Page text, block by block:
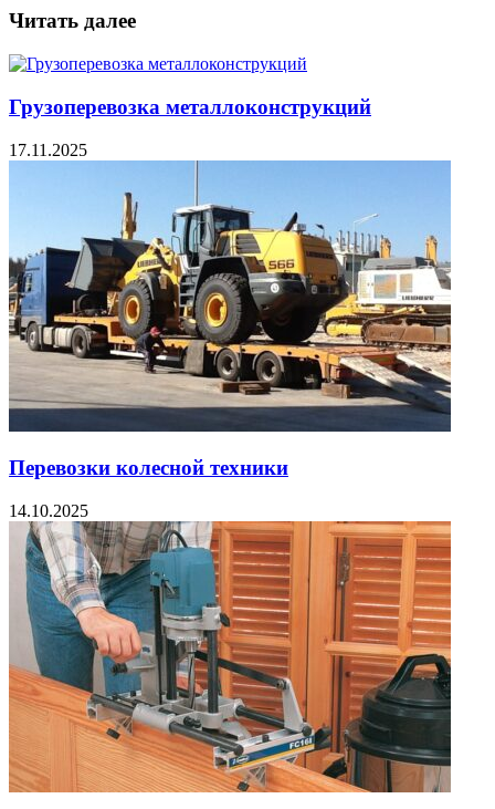
Читать далее
Грузоперевозка металлоконструкций
17.11.2025
Перевозки колесной техники
14.10.2025